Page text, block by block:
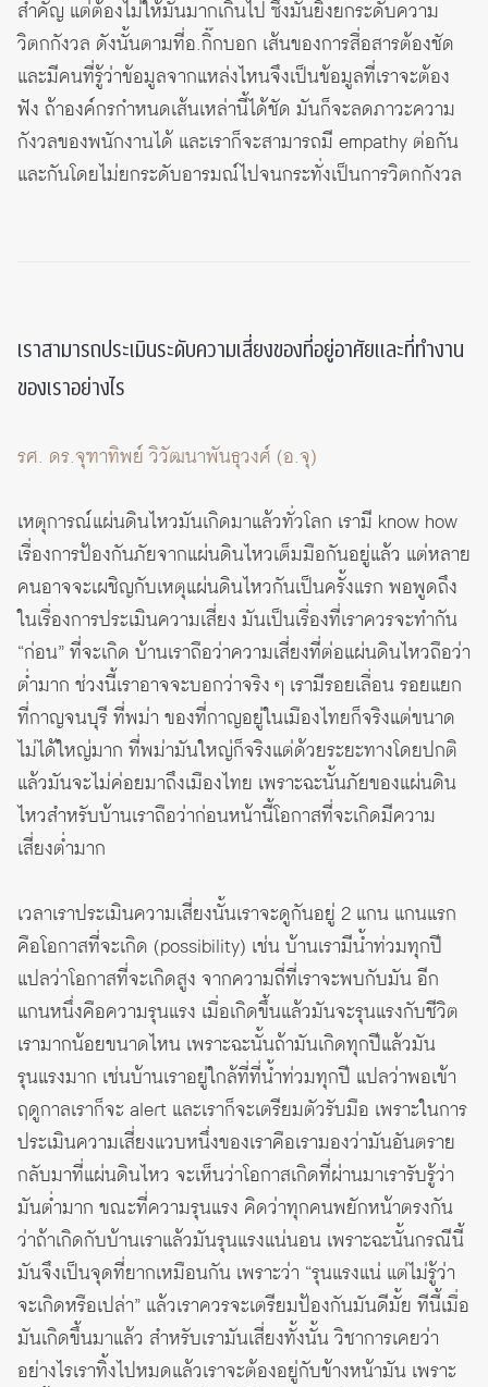
สำคัญ แต่ต้องไม่ให้มันมากเกินไป ซึ่งมันยิ่งยกระดับความ
วิตกกังวล ดังนั้นตามที่อ.กิ๊กบอก เส้นของการสื่อสารต้องชัด
และมีคนที่รู้ว่าข้อมูลจากแหล่งไหนจึงเป็นข้อมูลที่เราจะต้อง
ฟัง ถ้าองค์กรกำหนดเส้นเหล่านี้ได้ชัด มันก็จะลดภาวะความ
กังวลของพนักงานได้ และเราก็จะสามารถมี empathy ต่อกัน
และกันโดยไม่ยกระดับอารมณ์ไปจนกระทั่งเป็นการวิตกกังวล
เราสามารถประเมินระดับความเสี่ยงของที่อยู่อาศัยและที่ทำงาน
ของเราอย่างไร
รศ. ดร.จุฑาทิพย์ วิวัฒนาพันธุวงศ์ (อ.จุ)
เหตุการณ์แผ่นดินไหวมันเกิดมาแล้วทั่วโลก เรามี know how
เรื่องการป้องกันภัยจากแผ่นดินไหวเต็มมือกันอยู่แล้ว แต่หลาย
คนอาจจะเผชิญกับเหตุแผ่นดินไหวกันเป็นครั้งแรก พอพูดถึง
ในเรื่องการประเมินความเสี่ยง มันเป็นเรื่องที่เราควรจะทำกัน
“ก่อน” ที่จะเกิด บ้านเราถือว่าความเสี่ยงที่ต่อแผ่นดินไหวถือว่า
ต่ำมาก ช่วงนี้เราอาจจะบอกว่าจริง ๆ เรามีรอยเลื่อน รอยแยก
ที่กาญจนบุรี ที่พม่า ของที่กาญอยู่ในเมืองไทยก็จริงแต่ขนาด
ไม่ได้ใหญ่มาก ที่พม่ามันใหญ่ก็จริงแต่ด้วยระยะทางโดยปกติ
แล้วมันจะไม่ค่อยมาถึงเมืองไทย เพราะฉะนั้นภัยของแผ่นดิน
ไหวสำหรับบ้านเราถือว่าก่อนหน้านี้โอกาสที่จะเกิดมีความ
เสี่ยงต่ำมาก
เวลาเราประเมินความเสี่ยงนั้นเราจะดูกันอยู่ 2 แกน แกนแรก
คือโอกาสที่จะเกิด (possibility) เช่น บ้านเรามีน้ำท่วมทุกปี
แปลว่าโอกาสที่จะเกิดสูง จากความถี่ที่เราจะพบกับมัน อีก
แกนหนึ่งคือความรุนแรง เมื่อเกิดขึ้นแล้วมันจะรุนแรงกับชีวิต
เรามากน้อยขนาดไหน เพราะฉะนั้นถ้ามันเกิดทุกปีแล้วมัน
รุนแรงมาก เช่นบ้านเราอยู่ใกล้ที่ที่น้ำท่วมทุกปี แปลว่าพอเข้า
ฤดูกาลเราก็จะ alert และเราก็จะเตรียมตัวรับมือ เพราะในการ
ประเมินความเสี่ยงแวบหนึ่งของเราคือเรามองว่ามันอันตราย
กลับมาที่แผ่นดินไหว จะเห็นว่าโอกาสเกิดที่ผ่านมาเรารับรู้ว่า
มันต่ำมาก ขณะที่ความรุนแรง คิดว่าทุกคนพยักหน้าตรงกัน
ว่าถ้าเกิดกับบ้านเราแล้วมันรุนแรงแน่นอน เพราะฉะนั้นกรณีนี้
มันจึงเป็นจุดที่ยากเหมือนกัน เพราะว่า “รุนแรงแน่ แต่ไม่รู้ว่า
จะเกิดหรือเปล่า” แล้วเราควรจะเตรียมป้องกันมันดีมั้ย ทีนี้เมื่อ
มันเกิดขึ้นมาแล้ว สำหรับเรามันเสี่ยงทั้งนั้น วิชาการเคยว่า
อย่างไรเราทิ้งไปหมดแล้วเราจะต้องอยู่กับข้างหน้ามัน เพราะ